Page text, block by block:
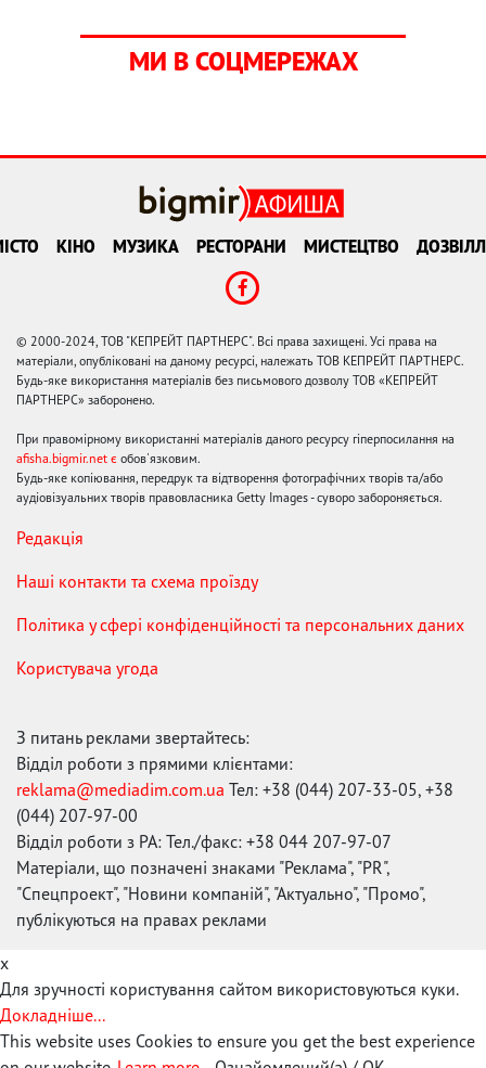
МИ В СОЦМЕРЕЖАХ
КІНО МУЗИКА РЕСТОРАНИ МИСТЕЦТВО
© 2000-2024, ТОВ "КЕПРЕЙТ ПАРТНЕРС". Всі права захищені. Усі права на
матеріали, опубліковані на даному ресурсі, належать ТОВ КЕПРЕЙТ ПАРТНЕРС.
Будь-яке використання матеріалів без письмового дозволу ТОВ «КЕПРЕЙТ
ПАРТНЕРС» заборонено.
При правомірному використанні матеріалів даного ресурсу гіперпосилання на
afisha.bigmir.net є обов'язковим.
Будь-яке копіювання, передрук та відтворення фотографічних творів та/або
аудіовізуальних творів правовласника Getty Images - суворо забороняється.
Редакція
Наші контакти та схема проїзду
Політика у сфері конфіденційності та персональних даних
Користувача угода
З питань реклами звертайтесь:
Відділ роботи з прямими клієнтами:
reklama@mediadim.com.ua Тел: +38 (044) 207-33-05, +38
(044) 207-97-00
Відділ роботи з РА: Тел./факс: +38 044 207-97-07
Матеріали, що позначені знаками "Реклама", "PR",
"Спецпроект", "Новини компаній", "Актуально", "Промо",
публікуються на правах реклами
x
Для зручності користування сайтом використовуються куки.
Докладніше...
This website uses Cookies to ensure you get the best experience